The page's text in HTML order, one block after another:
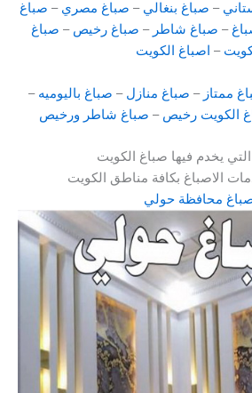
– صباغ بنغالي – صباغ مصري – صباغ
– صباغ شاطر – صباغ رخيص – صباغ
– اصباغ الكويت
ممتاز – صباغ منازل – صباغ باليوميه –
الكويت رخيص – صباغ شاطر ورخيص
يخدم فيها صباغ الكويت
الاصباغ بكافة مناطق الكويت
محافظة حولي